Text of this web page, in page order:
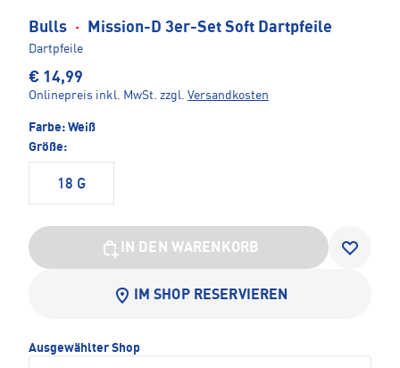
Bulls · Mission-D 3er-Set Soft Dartpfeile
Dartpfeile
€ 14,99
Onlinepreis inkl. MwSt. zzgl. Versandkosten
Farbe: Weiß
Größe:
18 G
IN DEN WARENKORB
IM SHOP RESERVIEREN
Ausgewählter Shop